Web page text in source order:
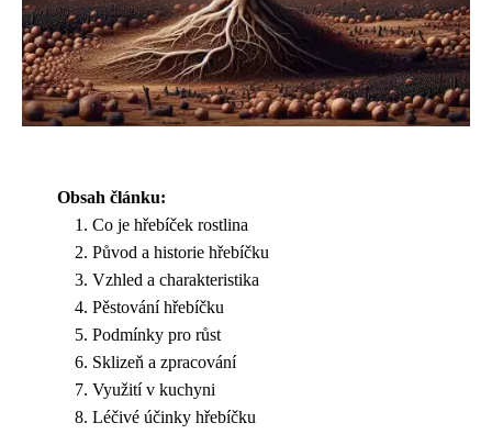
Obsah článku:
Co je hřebíček rostlina
Původ a historie hřebíčku
Vzhled a charakteristika
Pěstování hřebíčku
Podmínky pro růst
Sklizeň a zpracování
Využití v kuchyni
Léčivé účinky hřebíčku